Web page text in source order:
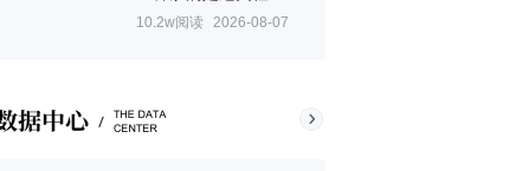
10.2w阅读 2026-08-07